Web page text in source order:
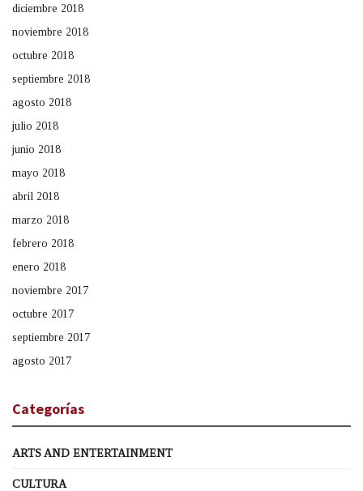
diciembre 2018
noviembre 2018
octubre 2018
septiembre 2018
agosto 2018
julio 2018
junio 2018
mayo 2018
abril 2018
marzo 2018
febrero 2018
enero 2018
noviembre 2017
octubre 2017
septiembre 2017
agosto 2017
Categorías
ARTS AND ENTERTAINMENT
CULTURA